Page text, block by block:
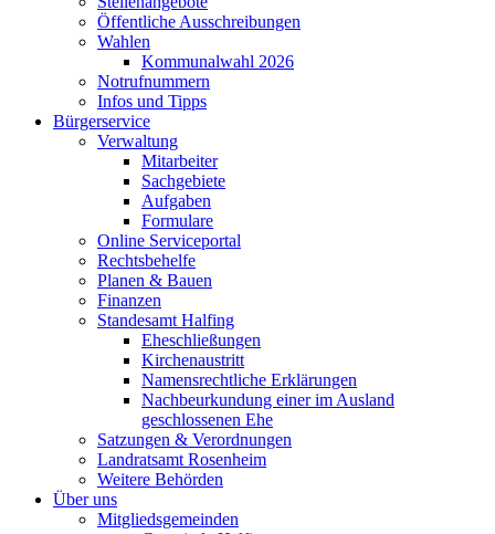
Öffentliche Ausschreibungen
Wahlen
Kommunalwahl 2026
Notrufnummern
Infos und Tipps
Bürgerservice
Verwaltung
Mitarbeiter
Sachgebiete
Aufgaben
Formulare
Online Serviceportal
Rechtsbehelfe
Planen & Bauen
Finanzen
Standesamt Halfing
Eheschließungen
Kirchenaustritt
Namensrechtliche Erklärungen
Nachbeurkundung einer im Ausland
geschlossenen Ehe
Satzungen & Verordnungen
Landratsamt Rosenheim
Weitere Behörden
Über uns
Mitgliedsgemeinden